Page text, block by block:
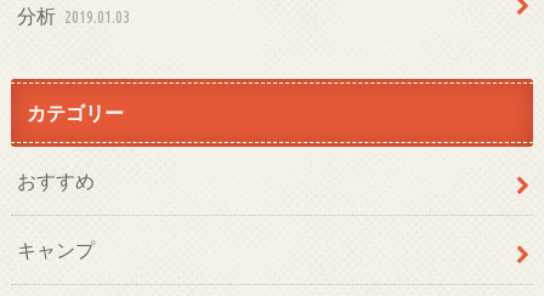
分析 2019.01.03
カテゴリー
おすすめ
キャンプ